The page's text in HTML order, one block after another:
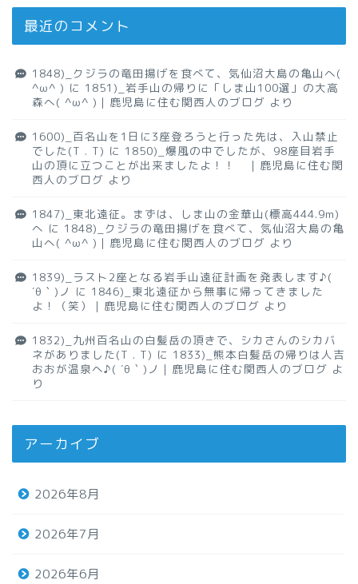
最近のコメント
1848)_クジラの竜田揚げを食べて、気仙沼大島の亀山へ(
^ω^ ) に 1851)_岩手山の帰りに「しま山100選」の大高
森へ( ^ω^ )｜鹿児島に住む関西人のブログ より
1600)_百名山を1日に3座登ろうと行った先は、入山禁止
でした(T . T) に 1850)_爆風の中でしたが、98座目岩手
山の頂に立つことが出来ましたよ！！ ｜鹿児島に住む関
西人のブログ より
1847)_東北遠征。まずは、しま山の金華山(標高444.9m)
へ に 1848)_クジラの竜田揚げを食べて、気仙沼大島の亀
山へ( ^ω^ )｜鹿児島に住む関西人のブログ より
1839)_ラスト2座となる岩手山遠征計画を発表します♪(
´θ｀)ノ に 1846)_東北遠征から無事に帰ってきました
よ！（笑）｜鹿児島に住む関西人のブログ より
1832)_九州百名山の白髪岳の頂きで、シカさんのシカバ
ネがありました(T . T) に 1833)_熊本白髪岳の帰りは人吉
おおが温泉へ♪( ´θ｀)ノ｜鹿児島に住む関西人のブログ よ
り
アーカイブ
2026年8月
2026年7月
2026年6月